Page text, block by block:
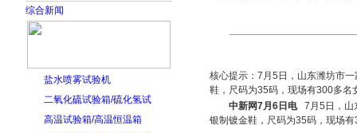
综合新闻
盐水喷雾试验机
二氧化硫试验箱/硫化氢试
高温试验箱/高温恒温箱
核心提示：7月5日，山东潍坊市一
鞋，尺码为35码，现场有300多名
中新网7月6日电7月5日，山
银制镀金鞋，尺码为35码，现场